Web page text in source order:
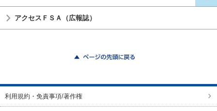
アクセスＦＳＡ（広報誌）
利用規約・免責事項/著作権